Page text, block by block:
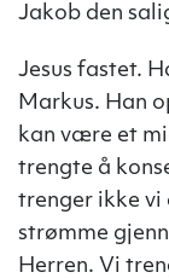
Jakob den
Jesus fastet.
Markus. Han
kan være et
trengte å
trenger ikke vi
strømme
Herren. Vi